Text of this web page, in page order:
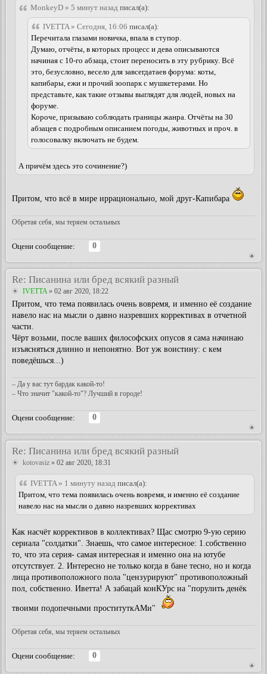
MonkeyD » 5 минут назад писал(а):
IVETTA » Сегодня, 16:06 писал(а):
Перечитала глазами новичка, впала в ступор.
Думаю, отчёты, в которых процесс и дева описываются
начиная с 10-го абзаца, стоит переносить в эту рубрику. Всё
это, безусловно, весело для завсегдатаев форума: коты,
капибары, ежи и прочий зоопарк с мушкетерами. Но
представьте, как такие отзывы выглядят для людей, новых на
форуме.
Короче, призываю соблюдать границы жанра. Отчёты на 30
абзацев с подробным описанием погоды, животных и проч. в
голосовалку включать не будем.
А причём здесь это сочинение?)
Притом, что всё в мире иррационально, мой друг-Капибара
Обретая себя, мы теряем остальных
Оцени сообщение:
0
Re: Писанина или бред всякий разный
IVETTA» 02 авг 2020, 18:22
Притом, что тема появилась очень вовремя, и именно её создание
навело нас на мысли о давно назревших коррективах в отчетной
части.
Чёрт возьми, после ваших философских опусов я сама начинаю
изъясняться длинно и непонятно. Вот уж воистину: с кем
поведёшься...)
– Да у вас тут бардак какой-то!
– Что значит "какой-то"? Лучший в городе!
Оцени сообщение:
0
Re: Писанина или бред всякий разный
kotovasiz » 02 авг 2020, 18:31
IVETTA » 1 минуту назад писал(а):
Притом, что тема появилась очень вовремя, и именно её создание
навело нас на мысли о давно назревших коррективах
Как насчёт коррективов в коллективах? Щас смотрю 9-ую серию
сериала "солдатки". Знаешь, что самое интересное: 1.собственно
то, что эта серия- самая интересная и именно она на ютубе
отсутствует. 2. Интересно не только когда в бане тесно, но и когда
лица противоположного пола "цензурируют" противоположный
пол, собственно. Иветта! А забацай конКУрс на "порулить денёк
твоими подопечными проституткАМи"
Обретая себя, мы теряем остальных
Оцени сообщение:
0